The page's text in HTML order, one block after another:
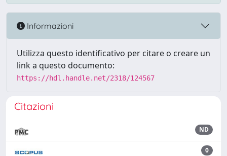
Informazioni
Utilizza questo identificativo per citare o creare un
link a questo documento:
https://hdl.handle.net/2318/124567
Citazioni
ND
0